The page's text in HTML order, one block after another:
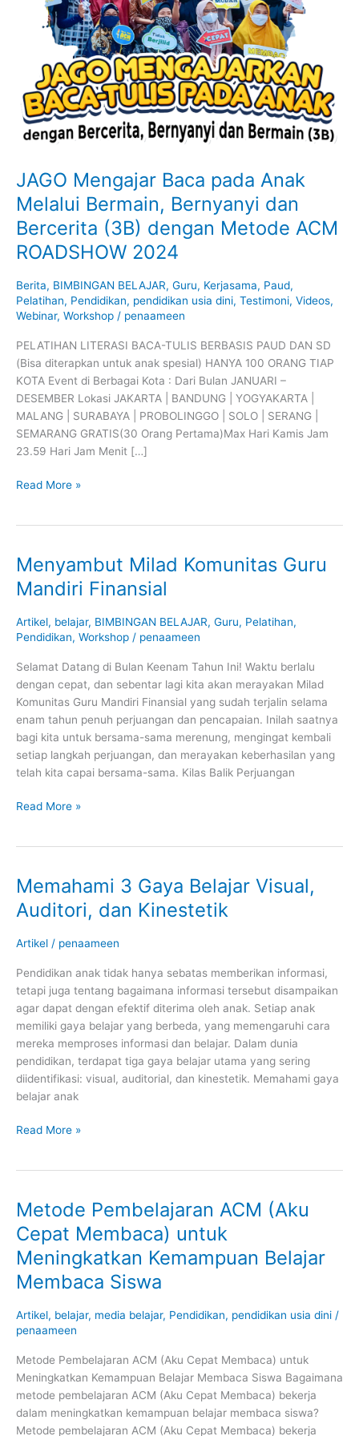
JAGO Mengajar Baca pada Anak
Melalui Bermain, Bernyanyi dan
Bercerita (3B) dengan Metode ACM
ROADSHOW 2024
Berita, BIMBINGAN BELAJAR, Guru, Kerjasama, Paud,
Pelatihan, Pendidikan, pendidikan usia dini, Testimoni, Videos,
Webinar, Workshop / penaameen
PELATIHAN LITERASI BACA-TULIS BERBASIS PAUD DAN SD
(Bisa diterapkan untuk anak spesial) HANYA 100 ORANG TIAP
KOTA Event di Berbagai Kota : Dari Bulan JANUARI –
DESEMBER Lokasi JAKARTA | BANDUNG | YOGYAKARTA |
MALANG | SURABAYA | PROBOLINGGO | SOLO | SERANG |
SEMARANG GRATIS(30 Orang Pertama)Max Hari Kamis Jam
23.59 Hari Jam Menit […]
Melalui
Bermain,
Bernyanyi
Bercerita
(3B)
dengan
ACM
ROADSHOW
2024
Read More »
Menyambut Milad Komunitas Guru
Mandiri Finansial
Artikel, belajar, BIMBINGAN BELAJAR, Guru, Pelatihan,
Pendidikan, Workshop / penaameen
Selamat Datang di Bulan Keenam Tahun Ini! Waktu berlalu
dengan cepat, dan sebentar lagi kita akan merayakan Milad
Komunitas Guru Mandiri Finansial yang sudah terjalin selama
enam tahun penuh perjuangan dan pencapaian. Inilah saatnya
bagi kita untuk bersama-sama merenung, mengingat kembali
setiap langkah perjuangan, dan merayakan keberhasilan yang
telah kita capai bersama-sama. Kilas Balik Perjuangan
Menyambut
Milad
Komunitas
Mandiri
Read More »
Memahami 3 Gaya Belajar Visual,
Auditori, dan Kinestetik
Artikel / penaameen
Pendidikan anak tidak hanya sebatas memberikan informasi,
tetapi juga tentang bagaimana informasi tersebut disampaikan
agar dapat dengan efektif diterima oleh anak. Setiap anak
memiliki gaya belajar yang berbeda, yang memengaruhi cara
mereka memproses informasi dan belajar. Dalam dunia
pendidikan, terdapat tiga gaya belajar utama yang sering
diidentifikasi: visual, auditorial, dan kinestetik. Memahami gaya
belajar anak
Memahami
3
Gaya
Auditori,
dan
Kinestetik
Read More »
Metode Pembelajaran ACM (Aku
Cepat Membaca) untuk
Meningkatkan Kemampuan Belajar
Membaca Siswa
Artikel, belajar, media belajar, Pendidikan, pendidikan usia dini /
penaameen
Metode Pembelajaran ACM (Aku Cepat Membaca) untuk
Meningkatkan Kemampuan Belajar Membaca Siswa Bagaimana
metode pembelajaran ACM (Aku Cepat Membaca) bekerja
dalam meningkatkan kemampuan belajar membaca siswa?
Metode pembelajaran ACM (Aku Cepat Membaca) bekerja
Metode
Pembelajaran
ACM
(Aku
Cepat
untuk
Meningkatkan
Belajar
Membaca
Siswa